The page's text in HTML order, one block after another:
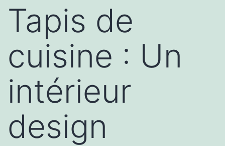
Tapis de
cuisine : Un
intérieur
design